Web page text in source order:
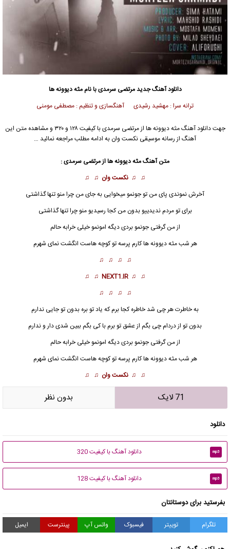
دانلود آهنگ جدیدمرتضی سرمدیبا نام مثه دیوونه ها
ترانه سرا : مهشید رشیدی آهنگسازی و تنظیم : مصطفی مومنی
جهت دانلود آهنگ مثه دیوونه ها ازمرتضی سرمدی
با کیفیت ۱۲۸ و ۳۲۰ و مشاهده متن این
آهنگ از رسانه موسیقی نکست وان به ادامه مطلب مراجعه نمائید …
متن آهنگ مثه دیوونه ها ازمرتضی سرمدی:
♫ ♫ نکست وان ♫ ♫
آخرش نموندی پای من تو جونمو میخوایی به جای من چرا منو تنها گذاشتی
برای تو مردم ندیدییو بدون من کجا رسیدیو منو چرا تنها گذاشتی
از من گرفتی جونمو بردی دیگه امونمو خیلی خرابه حالم
هر شبمثه دیوونه هاکارم پرسه تو کوچه هاست انگشت نمای شهرم
♫ ♫ ♫ ♫
♫ ♫
NEXT1.IR
♫ ♫
♫ ♫ ♫ ♫
به خاطرت هر چی شد خاطره کجا برم که یاد تو بره بدون تو جایی ندارم
بدون تو از دردام چی بگم از عشق تو برم با کی بگم ببین شدی دار و ندارم
از من گرفتی جونمو بردی دیگه امونمو خیلی خرابه حالم
هر شبمثه دیوونه هاکارم پرسه تو کوچه هاست انگشت نمای شهرم
♫ ♫ نکست وان ♫ ♫
71 لایک بدون نظر
دانلود
mp3 دانلود آهنگ با کیفیت 320
mp3 دانلود آهنگ با کیفیت 128
بفرستید برای دوستانتان
تلگرام توییتر فیسبوک واتس آپ پینترست ایمیل